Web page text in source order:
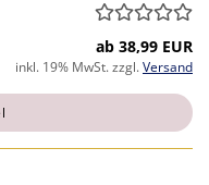
ab 38,99 EUR
inkl. 19% MwSt. zzgl.Versand